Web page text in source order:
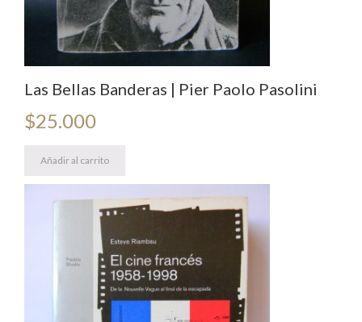
Las Bellas Banderas | Pier Paolo Pasolini
$25.000
Añadir al carrito